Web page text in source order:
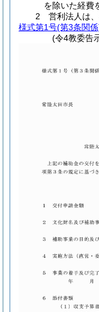
を除いた経費
2 営利法人は、
様式第1号(第3条関
(令4教委告